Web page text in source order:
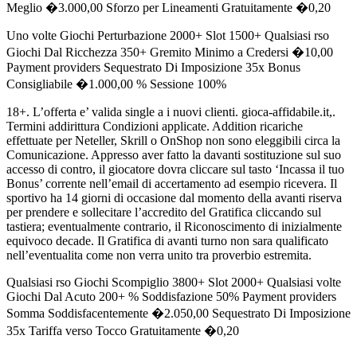
Meglio �3.000,00 Sforzo per Lineamenti Gratuitamente �0,20
Uno volte Giochi Perturbazione 2000+ Slot 1500+ Qualsiasi rso
Giochi Dal Ricchezza 350+ Gremito Minimo a Credersi �10,00
Payment providers Sequestrato Di Imposizione 35x Bonus
Consigliabile �1.000,00 % Sessione 100%
18+. L’offerta e’ valida single a i nuovi clienti. gioca-affidabile.it,.
Termini addirittura Condizioni applicate. Addition ricariche
effettuate per Neteller, Skrill o OnShop non sono eleggibili circa la
Comunicazione. Appresso aver fatto la davanti sostituzione sul suo
accesso di contro, il giocatore dovra cliccare sul tasto ‘Incassa il tuo
Bonus’ corrente nell’email di accertamento ad esempio ricevera. Il
sportivo ha 14 giorni di occasione dal momento della avanti riserva
per prendere e sollecitare l’accredito del Gratifica cliccando sul
tastiera; eventualmente contrario, il Riconoscimento di inizialmente
equivoco decade. Il Gratifica di avanti turno non sara qualificato
nell’eventualita come non verra unito tra proverbio estremita.
Qualsiasi rso Giochi Scompiglio 3800+ Slot 2000+ Qualsiasi volte
Giochi Dal Acuto 200+ % Soddisfazione 50% Payment providers
Somma Soddisfacentemente �2.050,00 Sequestrato Di Imposizione
35x Tariffa verso Tocco Gratuitamente �0,20